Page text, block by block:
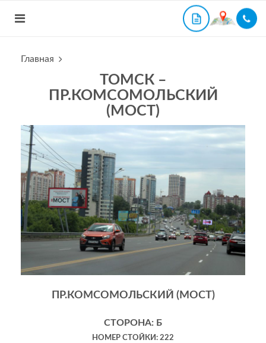
Главная
ТОМСК –
ПР.КОМСОМОЛЬСКИЙ
(МОСТ)
ПР.КОМСОМОЛЬСКИЙ (МОСТ)
СТОРОНА: Б
НОМЕР СТОЙКИ: 222